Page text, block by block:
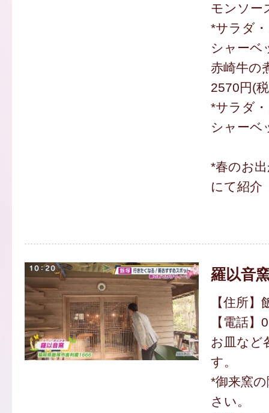
モンソー
*サラダ
シャーベ
赤崎牛の
2570円(
*サラダ
シャーベ
*春のお
にて紹介
羅以音
【住所
【電話
お皿など
す。
*御来窯
さい。